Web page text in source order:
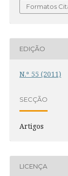
Formatos
EDIÇÃO
N.º 55 (2011)
SECÇÃO
Artigos
LICENÇA